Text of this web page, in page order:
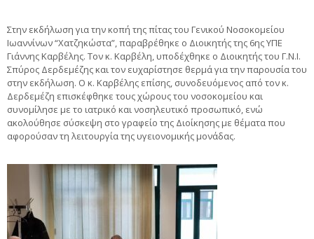
Στην εκδήλωση για την κοπή της πίτας του Γενικού Νοσοκομείου
Ιωαννίνων “Χατζηκώστα”, παραβρέθηκε ο Διοικητής της 6ης ΥΠΕ
Γιάννης Καρβέλης. Τον κ. Καρβέλη, υποδέχθηκε ο Διοικητής του Γ.Ν.Ι.
Σπύρος Δερδεμέζης και τον ευχαρίστησε θερμά για την παρουσία του
στην εκδήλωση. Ο κ. Καρβέλης επίσης, συνοδευόμενος από τον κ.
Δερδεμέζη επισκέφθηκε τους χώρους του νοσοκομείου και
συνομίλησε με το ιατρικό και νοσηλευτικό προσωπικό, ενώ
ακολούθησε σύσκεψη στο γραφείο της Διοίκησης με θέματα που
αφορούσαν τη λειτουργία της υγειονομικής μονάδας.